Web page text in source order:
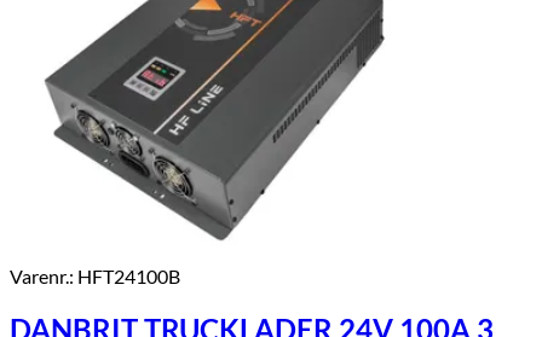
Varenr.: HFT24100B
DANBRIT TRUCKLADER 24V 100A 3